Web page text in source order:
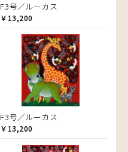
F3号／ルーカス
￥13,200
F3号／ルーカス
￥13,200